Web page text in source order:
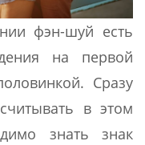
фэн-шуй есть
на первой
Сразу
в этом
знать знак